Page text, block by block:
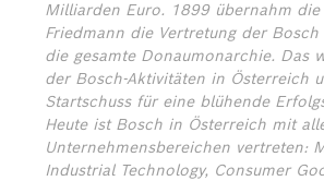
Milliarden Euro. 1899 übernahm die
Friedmann die Vertretung der
die gesamte Donaumonarchie. Das
der Bosch-Aktivitäten in Österreich
Startschuss für eine blühende
Heute ist Bosch in Österreich mit
Unternehmensbereichen vertreten:
Industrial Technology, Consumer